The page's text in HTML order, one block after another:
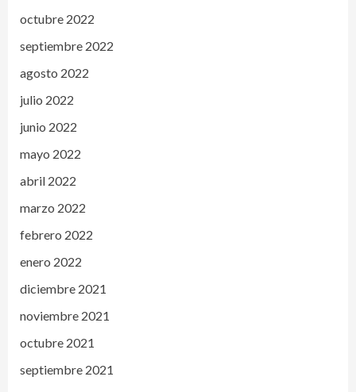
octubre 2022
septiembre 2022
agosto 2022
julio 2022
junio 2022
mayo 2022
abril 2022
marzo 2022
febrero 2022
enero 2022
diciembre 2021
noviembre 2021
octubre 2021
septiembre 2021